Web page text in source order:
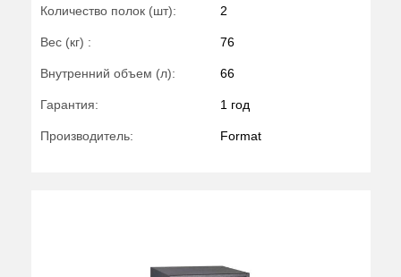
Количество полок (шт): 2
Вес (кг) : 76
Внутренний объем (л): 66
Гарантия: 1 год
Производитель: Format